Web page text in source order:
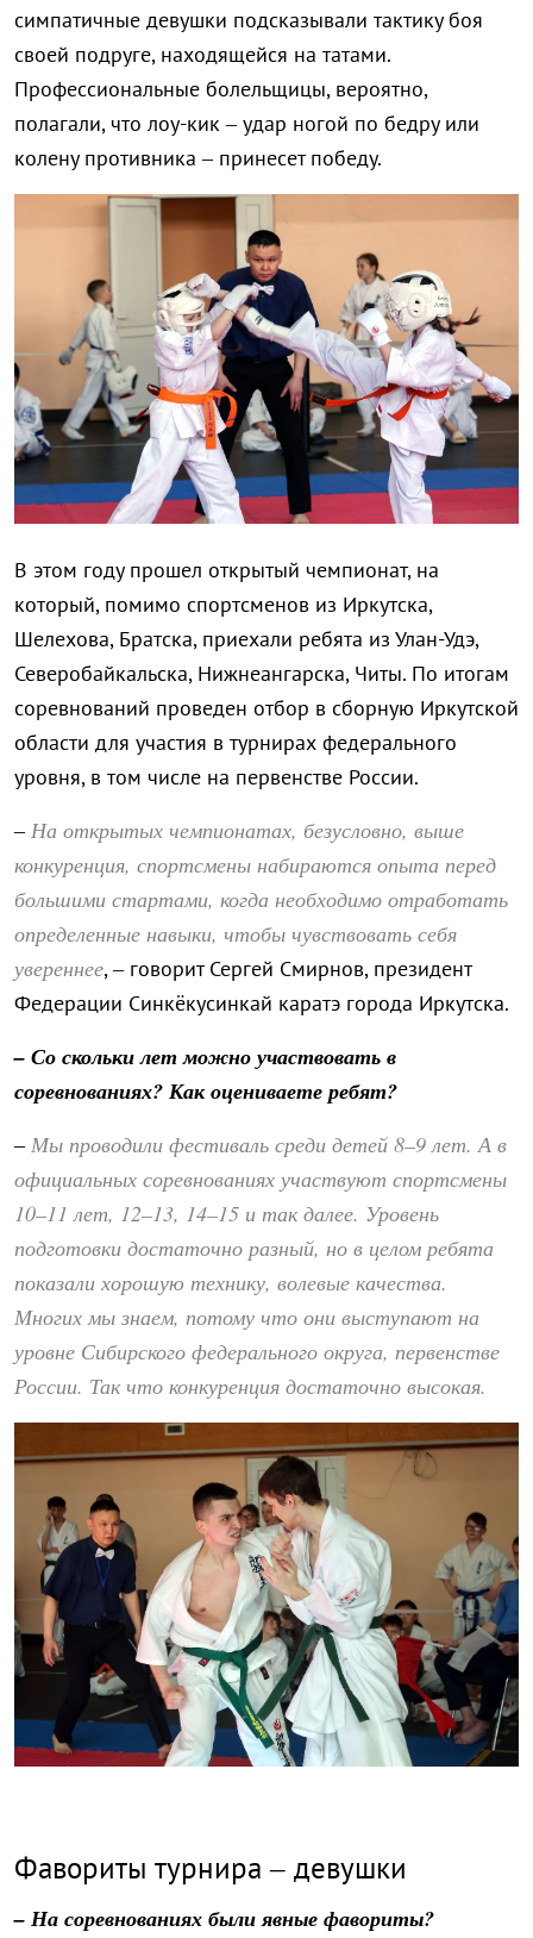
симпатичные девушки подсказывали тактику боя
своей подруге, находящейся на татами.
Профессиональные болельщицы, вероятно,
полагали, что лоу-кик – удар ногой по бедру или
колену противника – принесет победу.
В этом году прошел открытый чемпионат, на
который, помимо спортсменов из Иркутска,
Шелехова, Братска, приехали ребята из Улан-Удэ,
Северобайкальска, Нижнеангарска, Читы. По итогам
соревнований проведен отбор в сборную Иркутской
области для участия в турнирах федерального
уровня, в том числе на первенстве России.
– На открытых чемпионатах, безусловно, выше
конкуренция, спортсмены набираются опыта перед
большими стартами, когда необходимо отработать
определенные навыки, чтобы чувствовать себя
увереннее, – говорит Сергей Смирнов, президент
Федерации Синкёкусинкай каратэ города Иркутска.
– Со скольки лет можно участвовать в
соревнованиях? Как оцениваете ребят?
– Мы проводили фестиваль среди детей 8–9 лет. А в
официальных соревнованиях участвуют спортсмены
10–11 лет, 12–13, 14–15 и так далее. Уровень
подготовки достаточно разный, но в целом ребята
показали хорошую технику, волевые качества.
Многих мы знаем, потому что они выступают на
уровне Сибирского федерального округа, первенстве
России. Так что конкуренция достаточно высокая.
Фавориты турнира – девушки
– На соревнованиях были явные фавориты?